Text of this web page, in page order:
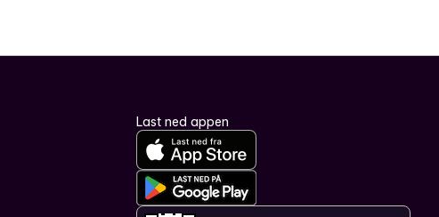
Last ned appen